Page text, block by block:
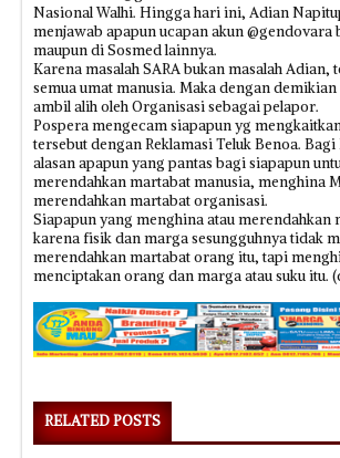
Nasional Walhi. Hingga hari ini, Adian
menjawab apapun ucapan akun
maupun di Sosmed lainnya.
Karena masalah SARA bukan masalah Adian,
semua umat manusia. Maka dengan
ambil alih oleh Organisasi sebagai pelapor.
Pospera mengecam siapapun yg
tersebut dengan Reklamasi Teluk Benoa.
alasan apapun yang pantas bagi siapapun
merendahkan martabat manusia, menghina
merendahkan martabat organisasi.
Siapapun yang menghina atau merendahkan
karena fisik dan marga sesungguhnya tidak
merendahkan martabat orang itu, tapi
menciptakan orang dan marga atau suku itu.
RELATED POSTS